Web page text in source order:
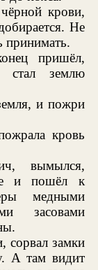
крови,
Не
принимать.
пришёл,
стал землю
и пожри
кровь
вымылся,
и пошёл к
медными
засовами
сорвал замки
А там видит